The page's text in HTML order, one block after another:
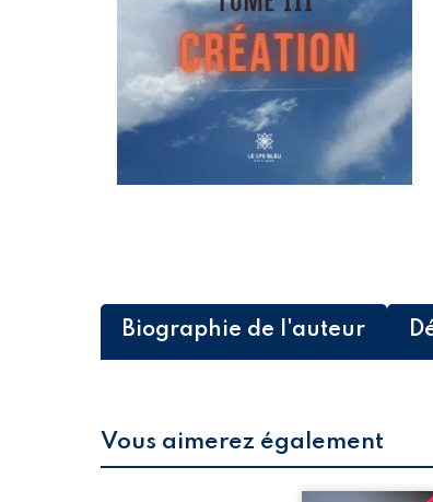
Biographie de l'auteur
Vous aimerez également